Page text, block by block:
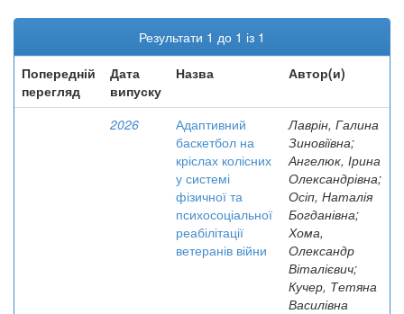
Результати 1 до 1 із 1
Попередній
перегляд
Дата
випуску
Назва Автор(и)
2026
Адаптивний
баскетбол на
кріслах колісних
у системі
фізичної та
психосоціальної
реабілітації
ветеранів війни
Лаврін, Галина
Зиновіївна;
Ангелюк, Ірина
Олександрівна;
Осіп, Наталія
Богданівна;
Хома,
Олександр
Віталієвич;
Кучер, Тетяна
Василівна